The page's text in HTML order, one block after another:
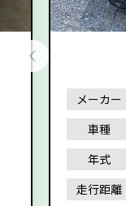
メーカー
車種
年式
走行距離